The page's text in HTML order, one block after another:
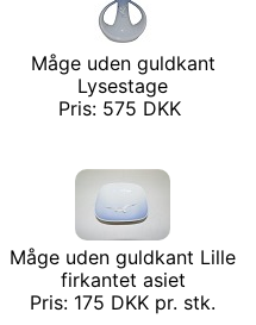
Måge uden guldkant
Lysestage
Pris: 575 DKK
Måge uden guldkant Lille
firkantet asiet
Pris: 175 DKK pr. stk.